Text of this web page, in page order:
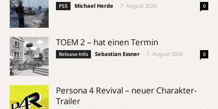
PS5 Michael Herde 7. August 2026 0
TOEM 2 – hat einen Termin
Release-Info Sebastian Essner 7. August 2026 0
Persona 4 Revival – neuer Charakter-
Trailer